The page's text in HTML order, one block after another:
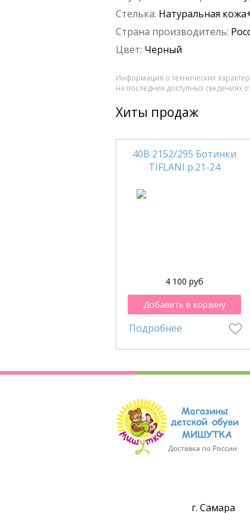
Стелька: Натуральная
Страна производитель:
Цвет: Черный
Информация о технических
на последних доступных сведениях
Хиты продаж
40В 2152/295 Ботинки
TIFLANI р.21-24
4 100 руб
Добавить в корзину
Подробнее
г. Самара